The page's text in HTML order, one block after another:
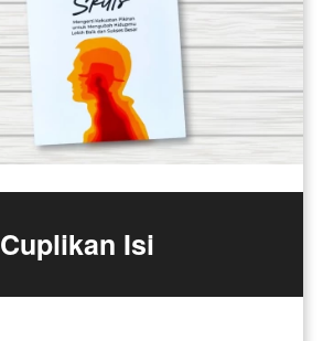
Cuplikan Isi